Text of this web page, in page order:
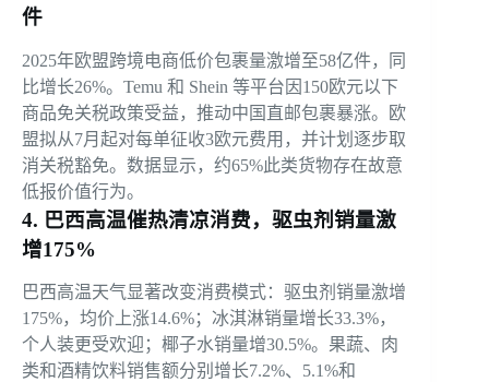
件
2025年欧盟跨境电商低价包裹量激增至58亿件，同
比增长26%。Temu 和 Shein 等平台因150欧元以下
商品免关税政策受益，推动中国直邮包裹暴涨。欧
盟拟从7月起对每单征收3欧元费用，并计划逐步取
消关税豁免。数据显示，约65%此类货物存在故意
低报价值行为。
4. 巴西高温催热清凉消费，驱虫剂销量激
增175%
巴西高温天气显著改变消费模式：驱虫剂销量激增
175%，均价上涨14.6%；冰淇淋销量增长33.3%，
个人装更受欢迎；椰子水销量增30.5%。果蔬、肉
类和酒精饮料销售额分别增长7.2%、5.1%和